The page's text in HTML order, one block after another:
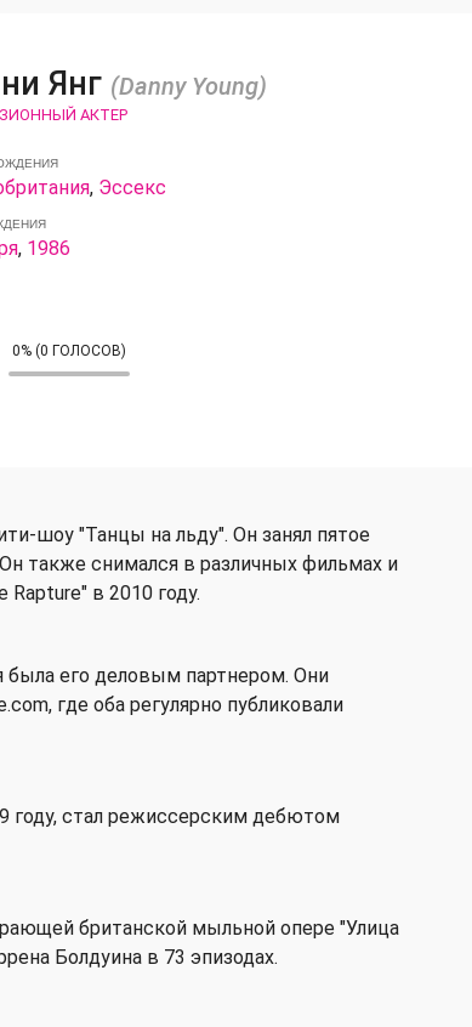
Янг (Danny Young)
АКТЕР
, Эссекс
, 1986
0% (0 ГОЛОСОВ)
шоу "Танцы на льду". Он занял пятое
также снимался в различных фильмах и
Rapture" в 2010 году.
была его деловым партнером. Они
где оба регулярно публиковали
году, стал режиссерским дебютом
британской мыльной опере "Улица
Болдуина в 73 эпизодах.